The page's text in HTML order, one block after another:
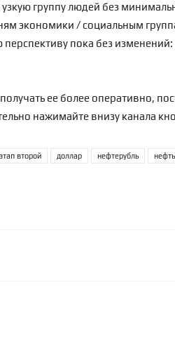
узкую группу людей без
экономики / социальным
пока без изменений:
ее более оперативно,
нажимайте внизу канала
второй доллар нефтерубль нефть